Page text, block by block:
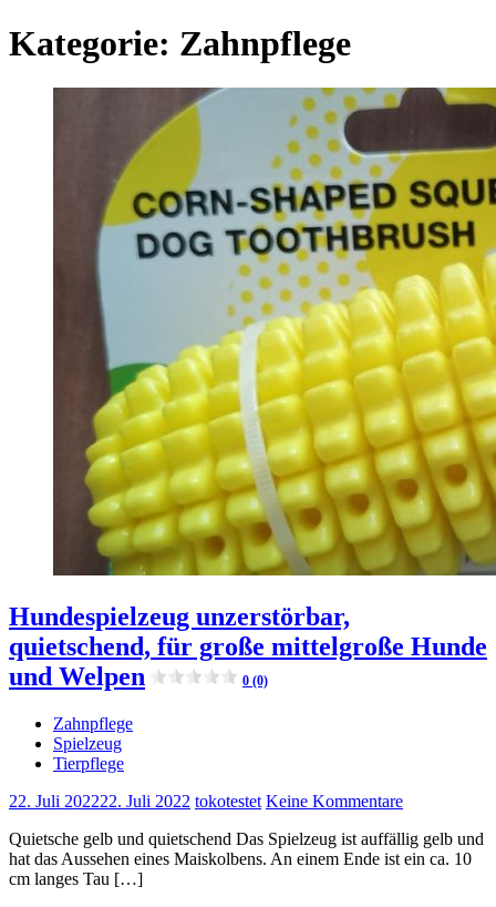
Kategorie: Zahnpflege
Hundespielzeug unzerstörbar,
quietschend, für große mittelgroße Hunde
und Welpen
0 (0)
Zahnpflege
Spielzeug
Tierpflege
22. Juli 202222. Juli 2022 tokotestet Keine Kommentare
Quietsche gelb und quietschend Das Spielzeug ist auffällig gelb und
hat das Aussehen eines Maiskolbens. An einem Ende ist ein ca. 10
cm langes Tau […]